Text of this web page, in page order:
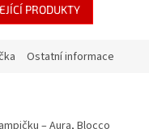
PRODUKTY
Ostatní informace